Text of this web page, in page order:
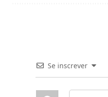
Se inscrever